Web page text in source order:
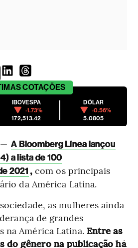
COTAÇÕES
IBOVESPA
-1.73%
172,513.42
DÓLAR
-0.56%
5.0805
A Bloomberg Línea lançou
a lista de 100
2021 ,com os principais
da América Latina.
as mulheres ainda
de grandes
na América Latina. Entre as
do gênero na publicação há